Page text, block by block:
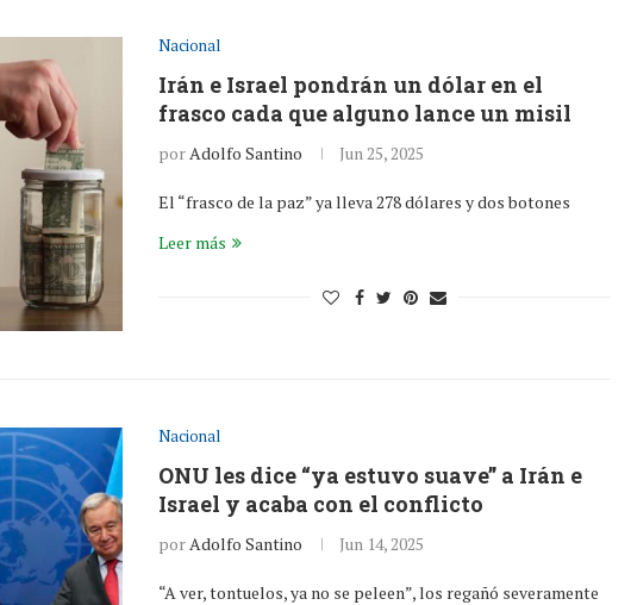
Nacional
Irán e Israel pondrán un dólar en el
frasco cada que alguno lance un misil
porAdolfo Santino Jun 25, 2025
El “frasco de la paz” ya lleva 278 dólares y dos botones
Leer más
Nacional
ONU les dice “ya estuvo suave” a Irán e
Israel y acaba con el conflicto
por Adolfo Santino Jun 14, 2025
“A ver, tontuelos, ya no se peleen”, los regañó severamente